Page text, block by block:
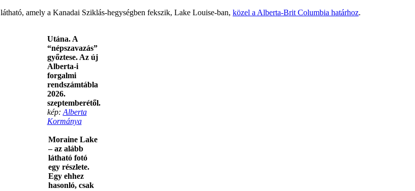
látható, amely a Kanadai Sziklás-hegységben fekszik, Lake Louise-ban, közel a Alberta-Brit Columbia határhoz.
Utána. A
“népszavazás”
győztese. Az új
Alberta-i
forgalmi
rendszámtábla
2026.
szeptemberétől.
kép: Alberta
Kormánya
Moraine Lake
– az alább
látható fotó
egy részlete.
Egy ehhez
hasonló, csak